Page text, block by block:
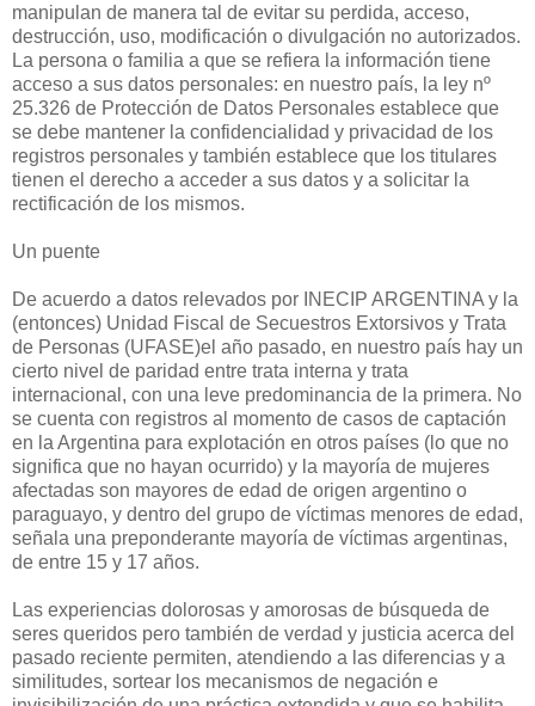
manipulan de manera tal de evitar su perdida, acceso,
destrucción, uso, modificación o divulgación no autorizados.
La persona o familia a que se refiera la información tiene
acceso a sus datos personales: en nuestro país, la ley nº
25.326 de Protección de Datos Personales establece que
se debe mantener la confidencialidad y privacidad de los
registros personales y también establece que los titulares
tienen el derecho a acceder a sus datos y a solicitar la
rectificación de los mismos.
Un puente
De acuerdo a datos relevados por INECIP ARGENTINA y la
(entonces) Unidad Fiscal de Secuestros Extorsivos y Trata
de Personas (UFASE)el año pasado, en nuestro país hay un
cierto nivel de paridad entre trata interna y trata
internacional, con una leve predominancia de la primera. No
se cuenta con registros al momento de casos de captación
en la Argentina para explotación en otros países (lo que no
significa que no hayan ocurrido) y la mayoría de mujeres
afectadas son mayores de edad de origen argentino o
paraguayo, y dentro del grupo de víctimas menores de edad,
señala una preponderante mayoría de víctimas argentinas,
de entre 15 y 17 años.
Las experiencias dolorosas y amorosas de búsqueda de
seres queridos pero también de verdad y justicia acerca del
pasado reciente permiten, atendiendo a las diferencias y a
similitudes, sortear los mecanismos de negación e